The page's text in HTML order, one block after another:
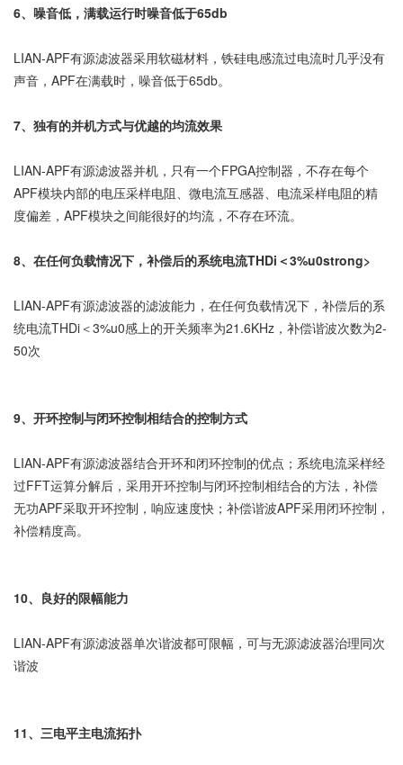
6、噪音低，满载运行时噪音低于65db
LIAN-APF有源滤波器采用软磁材料，铁硅电感流过电流时几乎没有
声音，APF在满载时，噪音低于65db。
7、独有的并机方式与优越的均流效果
LIAN-APF有源滤波器并机，只有一个FPGA控制器，不存在每个
APF模块内部的电压采样电阻、微电流互感器、电流采样电阻的精
度偏差，APF模块之间能很好的均流，不存在环流。
8、在任何负载情况下，补偿后的系统电流THDi＜3%u0strong>
LIAN-APF有源滤波器的滤波能力，在任何负载情况下，补偿后的系
统电流THDi＜3%u0感上的开关频率为21.6KHz，补偿谐波次数为2-
50次
9、开环控制与闭环控制相结合的控制方式
LIAN-APF有源滤波器结合开环和闭环控制的优点；系统电流采样经
过FFT运算分解后，采用开环控制与闭环控制相结合的方法，补偿
无功APF采取开环控制，响应速度快；补偿谐波APF采用闭环控制，
补偿精度高。
10、良好的限幅能力
LIAN-APF有源滤波器单次谐波都可限幅，可与无源滤波器治理同次
谐波
11、三电平主电流拓扑